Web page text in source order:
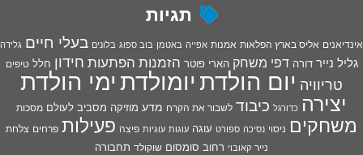
תגיות
אינדיאנים אליס בארץ הפלאות אמנות אפייה באטמן בוב ספוג בלונים בעלי חיים גלידה
גליל נייר דורה דפי משחק הארי פוטר הזמנות הפתעות חידון חלל טיפים
טריוויה יום הולדתיומולדתימי הולדת
יצירה כדורגל כיבוד לשבור את הקרח מדע מוזיקה מסביב לעולם מסכות
משחקים ניסוי נסיכה ספורט עוגה עוגות עוגיות פיצה פעילות פרחים צלחת
נייר קאובוי רחוב סומסום שוקולד תחבורה